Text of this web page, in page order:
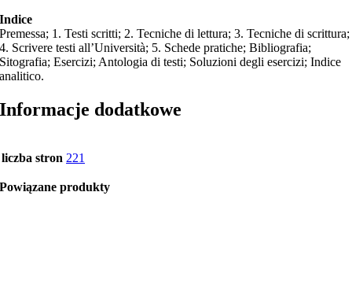
Indice
Premessa; 1. Testi scritti; 2. Tecniche di lettura; 3. Tecniche di scrittura;
4. Scrivere testi all’Università; 5. Schede pratiche; Bibliografia;
Sitografia; Esercizi; Antologia di testi; Soluzioni degli esercizi; Indice
analitico.
Informacje dodatkowe
liczba stron 221
Powiązane produkty